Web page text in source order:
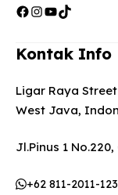
Facebook
Instagram
YouTube
TikTok
Kontak Info
Ligar Raya
West Java,
Jl.Pinus 1
+62 811-2011-123